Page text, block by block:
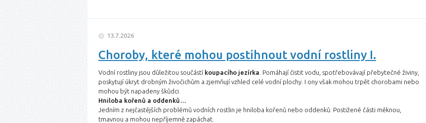
13.7.2026
Choroby, které mohou postihnout vodní rostliny I.
Vodní rostliny jsou důležitou součástí koupacího jezírka . Pomáhají čistit vodu, spotřebovávají přebytečné živiny,
poskytují úkryt drobným živočichům a zjemňují vzhled celé vodní plochy. I ony však mohou trpět chorobami nebo
mohou být napadeny škůdci.
Hniloba kořenů a oddenků…
Jedním z nejčastějších problémů vodních rostlin je hniloba kořenů nebo oddenků. Postižené části měknou,
tmavnou a mohou nepříjemně zapáchat.